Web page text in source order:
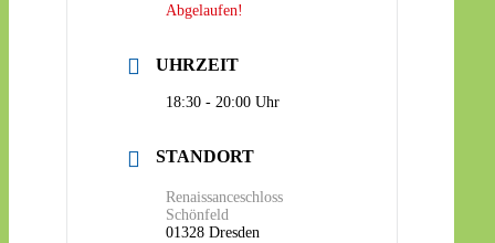
Abgelaufen!
UHRZEIT
18:30 - 20:00
STANDORT
Renaissanceschloss
Schönfeld
01328 Dresden